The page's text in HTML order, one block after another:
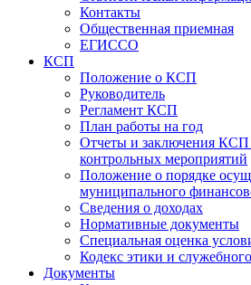
Контакты
Общественная приемная
ЕГИССО
КСП
Положение о КСП
Руководитель
Регламент КСП
План работы на год
Отчеты и заключения КСП
контрольных мероприятий
Положение о порядке
муниципального
Сведения о доходах
Нормативные документы
Специальная оценка
Кодекс этики и
Документы